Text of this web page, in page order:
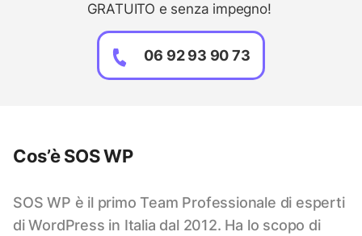
GRATUITO e senza impegno!
06 92 93 90 73
Cos’è SOS WP
SOS WP è il primo Team Professionale di esperti
di WordPress in Italia dal 2012. Ha lo scopo di